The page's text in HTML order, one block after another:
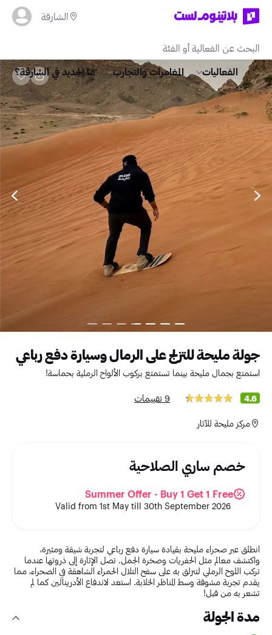
الشارقة
الفعاليات المغامرات والتجارب ما الجديد في الشارقة؟
جولة مليحة للتزلج على الرمال وسيارة دفع رباعي
استمتع بجمال مليحة بينما تستمتع بركوب الألواح الرملية بحماسة!
4.6 9 تقييمات
مركز مليحة للآثار
خصم ساري الصلاحية
Summer Offer - Buy 1 Get 1 Free
Valid from 1st May till 30th September 2026
انطلق عبر صحراء مليحة بقيادة سيارة دفع رباعي لتجربة شيقة ومثيرة،
واكتشف معالم مثل الحفريات وصخرة الجمل. تصل الإثارة إلى ذروتها عندما
تركب اللوح الرملي لتنزلق به على سفح التلال الحمراء الشاهقة في الصحراء، مما
يقدم تجربة مشوقة وسط المناظر الخلابة. استعد لاندفاع الأدرينالين كما لم
تشعر به من قبل!
مدة الجولة